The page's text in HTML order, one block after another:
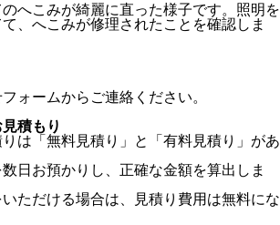
へこみが綺麗に直った様子です。照明を
、へこみが修理されたことを確認しま
ォームからご連絡ください。
積もり
は「無料見積り」と「有料見積り」があ
日お預かりし、正確な金額を算出しま
ただける場合は、見積り費用は無料にな